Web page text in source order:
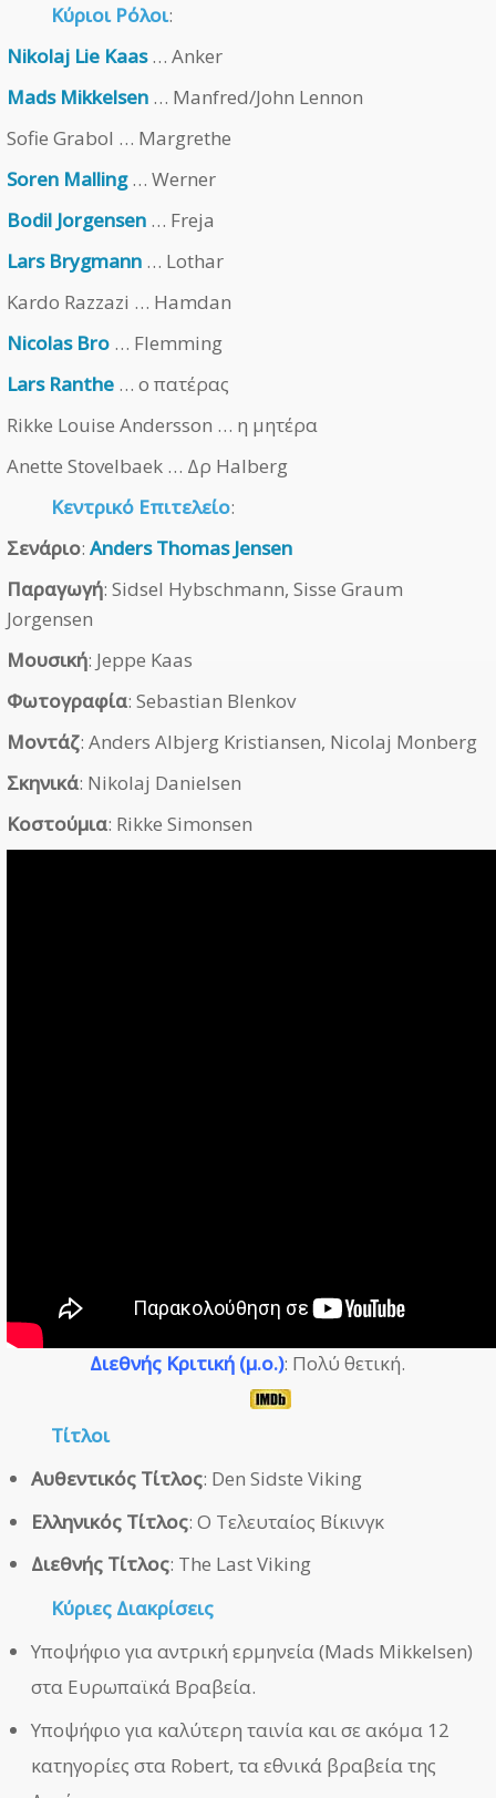
Κύριοι Ρόλοι:
Nikolaj Lie Kaas… Anker
Mads Mikkelsen … Manfred/John Lennon
Sofie Grabol … Margrethe
Soren Malling… Werner
Bodil Jorgensen … Freja
Lars Brygmann … Lothar
Kardo Razzazi … Hamdan
Nicolas Bro … Flemming
Lars Ranthe … ο πατέρας
Rikke Louise Andersson … η μητέρα
Anette Stovelbaek … Δρ Halberg
Κεντρικό Επιτελείο:
Σενάριο: Anders Thomas Jensen
Παραγωγή: Sidsel Hybschmann, Sisse Graum
Jorgensen
Μουσική: Jeppe Kaas
Φωτογραφία: Sebastian Blenkov
Μοντάζ: Anders Albjerg Kristiansen, Nicolaj Monberg
Σκηνικά: Nikolaj Danielsen
Κοστούμια: Rikke Simonsen
Διεθνής Κριτική (μ.ο.): Πολύ θετική.
Τίτλοι
Αυθεντικός Τίτλος: Den Sidste Viking
Ελληνικός Τίτλος: Ο Τελευταίος Βίκινγκ
Διεθνής Τίτλος: The Last Viking
Κύριες Διακρίσεις
Υποψήφιο για αντρική ερμηνεία (Mads Mikkelsen)
στα Ευρωπαϊκά Βραβεία.
Υποψήφιο για καλύτερη ταινία και σε ακόμα 12
κατηγορίες στα Robert, τα εθνικά βραβεία της